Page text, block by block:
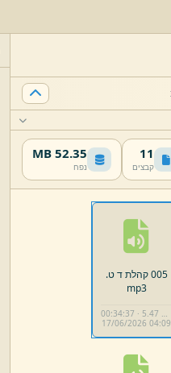
11
קבצים
52.35 MB
נפח
005 קהלת ד ט.
mp3
00:34:37 · 5.47 MB
17/06/2026 04:09